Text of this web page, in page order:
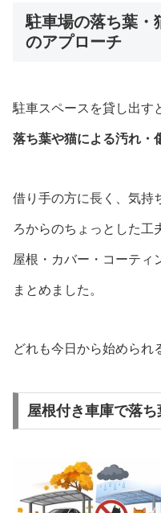
駐車場の落ち葉・
のアプローチ
駐車スペースを貸し出す
落ち葉や猫による汚れ・
借り手の方に長く、気持
ろからのちょっとした工
屋根・カバー・コーティ
まとめました。
どれも今日から始められ
屋根付き車庫で落